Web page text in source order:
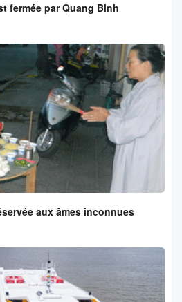
fermée par Quang Binh
aux âmes inconnues